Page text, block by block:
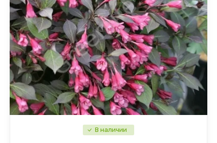
деревья и кустарники, саженцы
стелящиеся растения
и злаки
В наличии